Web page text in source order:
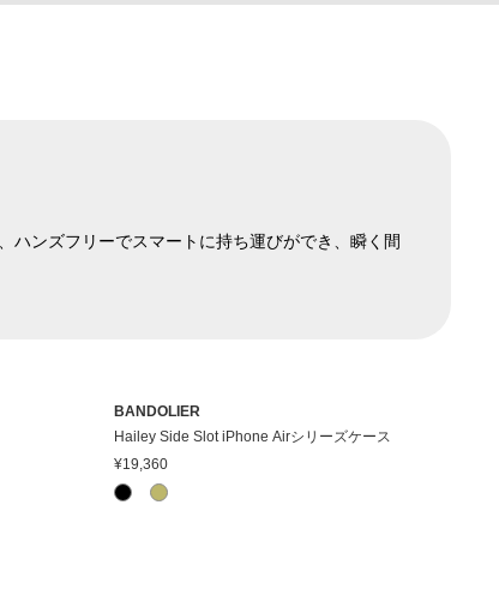
ハンズフリーでスマートに持ち運びができ、瞬く間
BANDOLIER
Hailey Side Slot iPhone Airシリーズケース
¥19,360